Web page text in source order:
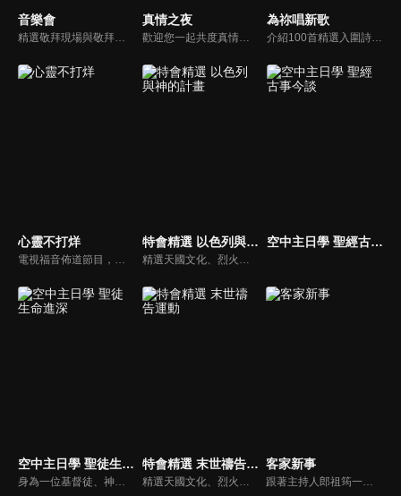
音樂會
精選敬拜現場與敬拜者真實的分享，讓我們一起向神獻上最美的祭。
真情之夜
歡迎您一起共度真情之夜，透過見證、詩歌讓我們一同進入在這個城市裡，許許多多的真情故事、真情人生。
為祢唱新歌
介紹100首精選入圍詩歌及創作新秀；以及資深詩歌創作人及知名基督徒藝人，如巫啟賢、張芸京、TANK、盛曉玫等。分享他們的創作故事，或感動他們的一首詩歌。一起唱新歌，來為主打歌。
心靈不打烊
電視福音佈道節目，由前主播何戎主持，有別於以往的節目風格，將繼續提供最具平安與感動的心靈音樂饗宴。
特會精選 以色列與神的計畫
精選天國文化、烈火特會、超自然大能與使徒性教會等特會，幫助我們更加明白神的心意，好讓我們的生命能走在神的道路上進入命定。
空中主日學 聖經古事今談
空中主日學 聖徒生命進深
身為一位基督徒、神的兒女，不能只是在知識上認識這位父神，我們應該要全面認識祂，當我們越多認識祂的屬性，並且經歷祂的恩典，我們就對祂的信心就越加增，以至於在每天的生活中都能享受祂奇妙、豐盛的一切！
特會精選 末世禱告運動
精選天國文化、烈火特會、超自然大能與使徒性教會等特會，幫助我們更加明白神的心意，好讓我們的生命能走在神的道路上進入命定。
客家新事
跟著主持人郎祖筠一起關心客家事，體驗客家文化之美，透過見證分享一同經歷上帝的恩典。